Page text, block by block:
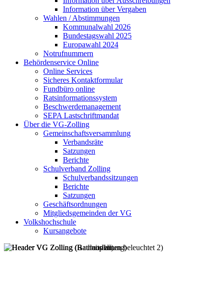
Information über Vergaben
Wahlen / Abstimmungen
Kommunalwahl 2026
Bundestagswahl 2025
Europawahl 2024
Notrufnummern
Behördenservice Online
Online Services
Sicheres Kontaktformular
Fundbüro online
Ratsinformationssystem
Beschwerdemanagement
SEPA Lastschriftmandat
Über die VG-Zolling
Gemeinschaftsversammlung
Verbandsräte
Satzungen
Berichte
Schulverband Zolling
Schulverbandssitzungen
Berichte
Satzungen
Geschäftsordnungen
Mitgliedsgemeinden der VG
Volkshochschule
Kursangebote